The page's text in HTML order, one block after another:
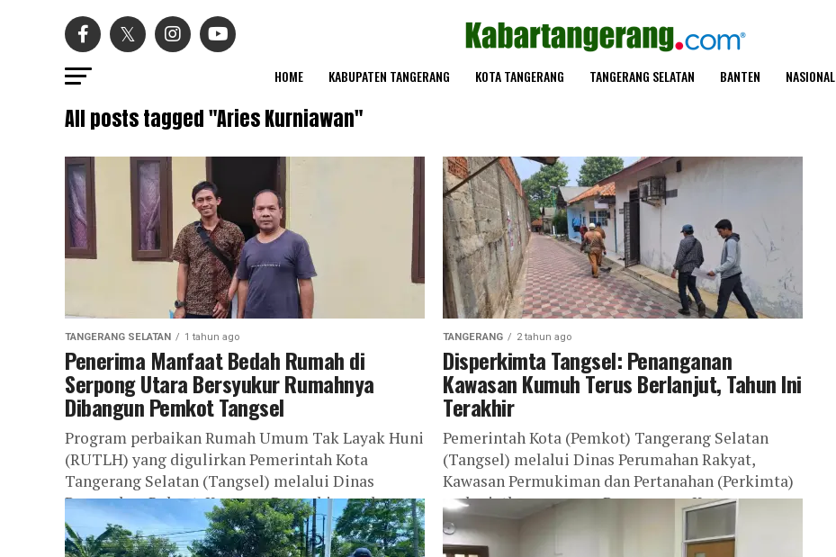
HOME KABUPATEN TANGERANG KOTA TANGERANG TANGERANG SELATAN BANTEN NASIONAL
All posts tagged "Aries Kurniawan"
TANGERANG SELATAN 1 tahun ago
Penerima Manfaat Bedah Rumah di
Serpong Utara Bersyukur Rumahnya
Dibangun Pemkot Tangsel
Program perbaikan Rumah Umum Tak Layak Huni
(RUTLH) yang digulirkan Pemerintah Kota
Tangerang Selatan (Tangsel) melalui Dinas
Perumahan Rakyat, Kawasan Permukiman dan
Pertanahan (Disperkimta), memberikan dampak...
TANGERANG 2 tahun ago
Disperkimta Tangsel: Penanganan
Kawasan Kumuh Terus Berlanjut, Tahun Ini
Terakhir
Pemerintah Kota (Pemkot) Tangerang Selatan
(Tangsel) melalui Dinas Perumahan Rakyat,
Kawasan Permukiman dan Pertanahan (Perkimta)
melanjutkan program Penanganan Kawasan
Kumuh di enam Kecamatan. Setelah
merampungkan penanganan...